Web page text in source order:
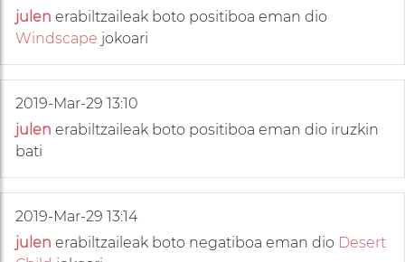
julen erabiltzaileak boto positiboa eman dio
Windscape jokoari
2019-Mar-29 13:10
julen erabiltzaileak boto positiboa eman dio iruzkin
bati
2019-Mar-29 13:14
julen erabiltzaileak boto negatiboa eman dio Desert